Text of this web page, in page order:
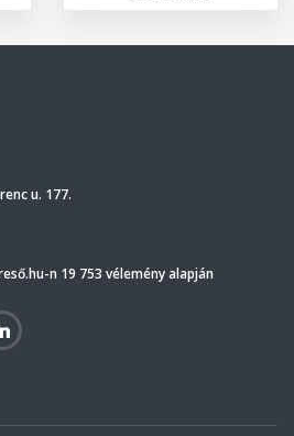
u. 177.
n 19 753 vélemény alapján